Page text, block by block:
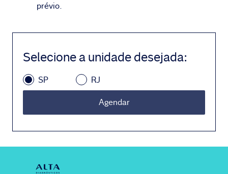
prévio.
Selecione a unidade desejada:
SP RJ
Agendar